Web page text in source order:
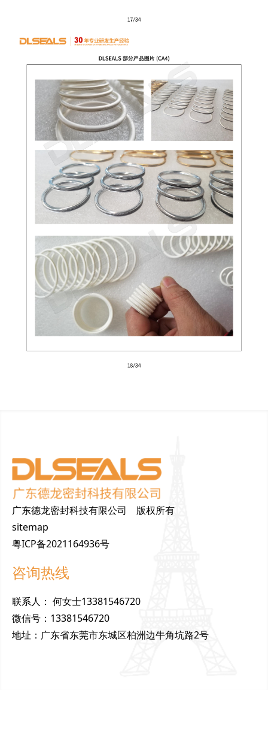
广东德龙密封科技有限公司 版权所有
sitemap
粤ICP备2021164936号
咨询热线
联系人 ： 何女士13381546720
微信号 ： 13381546720
地址 ： 广东省东莞市东城区柏洲边牛角坑路2号